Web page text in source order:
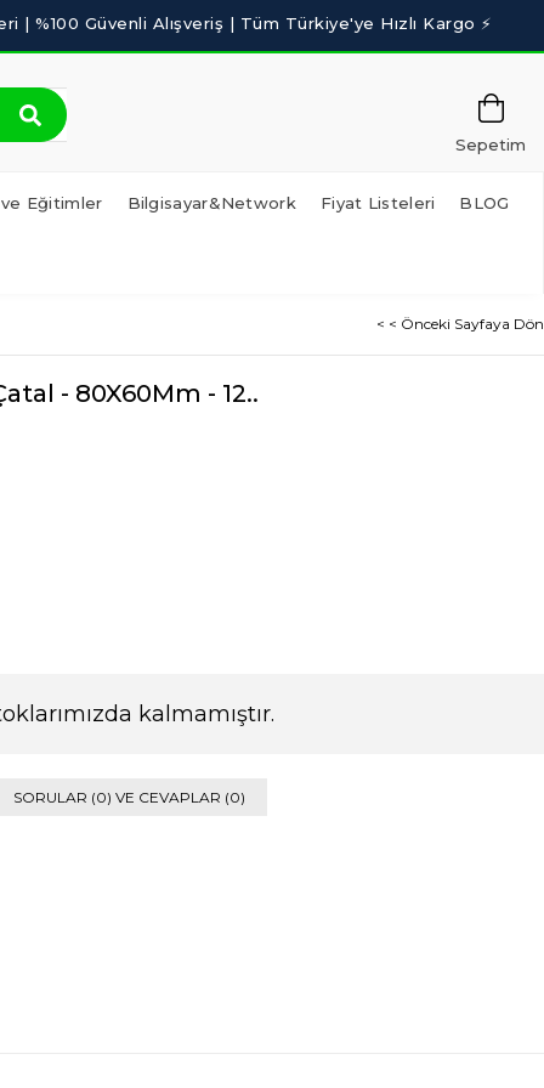
Sepetim
ve Eğitimler Bilgisayar&Network Fiyat Listeleri BLOG
< < Önceki Sayfaya Dön
- 80X60Mm - 12..
kalmamıştır.
SORULAR (0) VE CEVAPLAR (0)